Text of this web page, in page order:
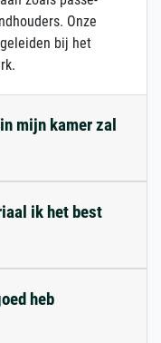
Onze
bij het
mijn kamer zal
ik het best
heb